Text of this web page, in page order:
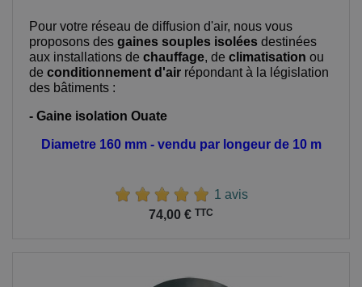
Pour votre réseau de diffusion d'air, nous vous
proposons des gaines souples isolées destinées
aux installations de chauffage, de climatisation ou
de conditionnement d'air répondant à la législation
des bâtiments :
- Gaine isolation Ouate
Diametre 160 mm - vendu par longeur de 10 m
1 avis
74,00 € TTC